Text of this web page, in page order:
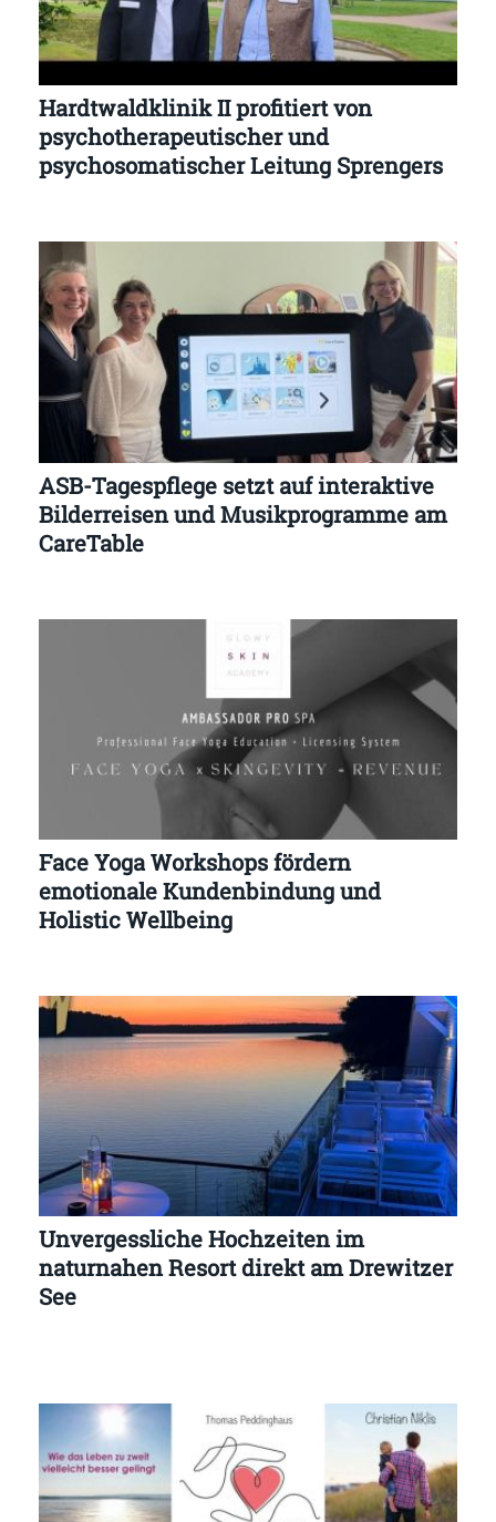
Hardtwaldklinik II profitiert von
psychotherapeutischer und
psychosomatischer Leitung Sprengers
ASB-Tagespflege setzt auf interaktive
Bilderreisen und Musikprogramme am
CareTable
Face Yoga Workshops fördern
emotionale Kundenbindung und
Holistic Wellbeing
Unvergessliche Hochzeiten im
naturnahen Resort direkt am Drewitzer
See